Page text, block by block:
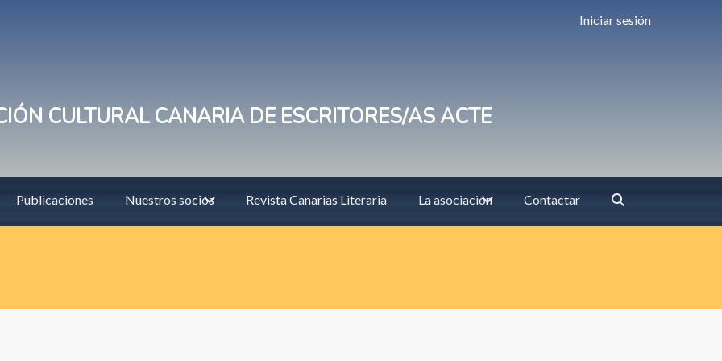
Iniciar sesión
CULTURAL CANARIA DE ESCRITORES/AS ACTE
Publicaciones Nuestros socios Revista Canarias Literaria La asociación Contactar